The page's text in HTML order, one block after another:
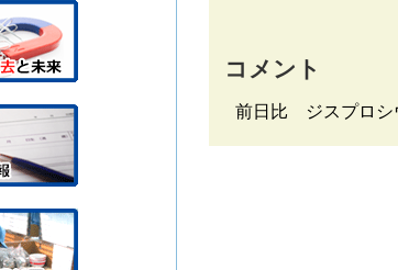
コメント
前日比 ジスプロシ